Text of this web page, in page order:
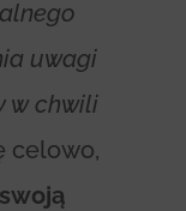
uwagi
w chwili
celowo,